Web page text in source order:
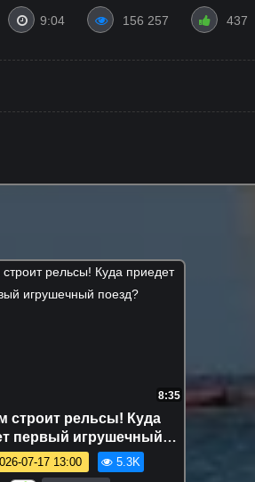
9:04 156 257 437
8:35
строит рельсы! Куда
первый игрушечный
поезд?
07-17 13:00 5.3K